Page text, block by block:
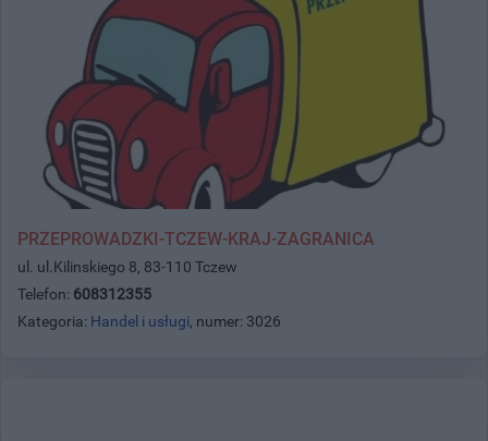
PRZEPROWADZKI-TCZEW-KRAJ-ZAGRANICA
ul. ul.Kilinskiego 8, 83-110 Tczew
Telefon: 608312355
Kategoria: Handel i usługi, numer: 3026